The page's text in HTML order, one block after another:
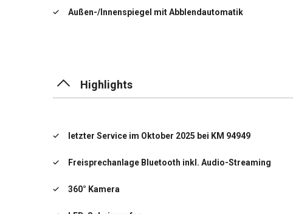
Außen-/Innenspiegel mit Abblendautomatik
Automatische Stabilitätskontrolle ESC
Infotainment-System: Android (DAB+) mit High
Highlights
letzter Service im Oktober 2025 bei KM 94949
Freisprechanlage Bluetooth inkl. Audio-Streaming
360° Kamera